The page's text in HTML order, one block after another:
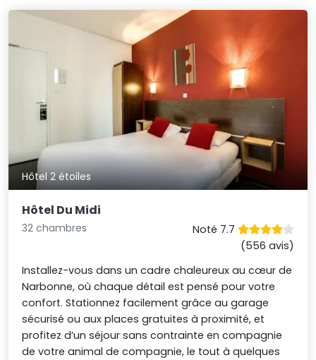
Hôtel 2 étoiles
Hôtel Du Midi
32 chambres
Noté 7.7
(556 avis)
Installez-vous dans un cadre chaleureux au cœur de
Narbonne, où chaque détail est pensé pour votre
confort. Stationnez facilement grâce au garage
sécurisé ou aux places gratuites à proximité, et
profitez d’un séjour sans contrainte en compagnie
de votre animal de compagnie, le tout à quelques